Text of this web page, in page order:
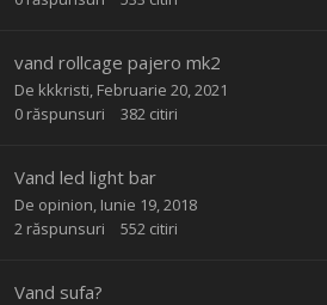
vand rollcage pajero mk2
De kkkristi Februarie 20, 2021
0 răspunsuri 382 citiri
Vand led light bar
De opinion Iunie 19, 2018
2 răspunsuri 552 citiri
Vand sufa?